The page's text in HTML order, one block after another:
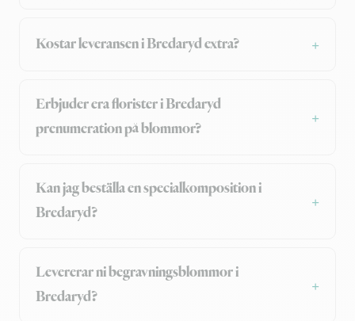
Kostar leveransen i Bredaryd extra?
Erbjuder era florister i Bredaryd
prenumeration på blommor?
Kan jag beställa en specialkomposition i
Bredaryd?
Levererar ni begravningsblommor i
Bredaryd?